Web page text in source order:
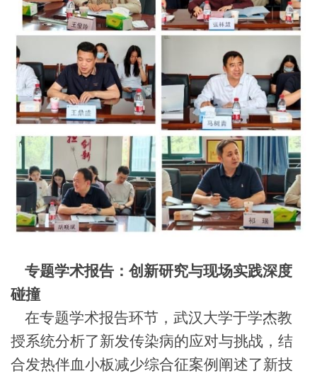
专题学术报告：创新研究与现场实践深度
碰撞
在专题学术报告环节，武汉大学于学杰教
授系统分析了新发传染病的应对与挑战，结
合发热伴血小板减少综合征案例阐述了新技